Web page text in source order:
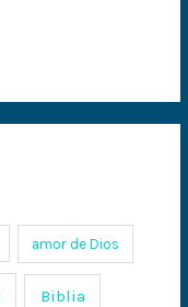
amor de Dios
Biblia